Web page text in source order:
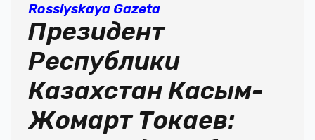
Rossiyskaya Gazeta
Президент
Республики
Казахстан Касым-
Жомарт Токаев: